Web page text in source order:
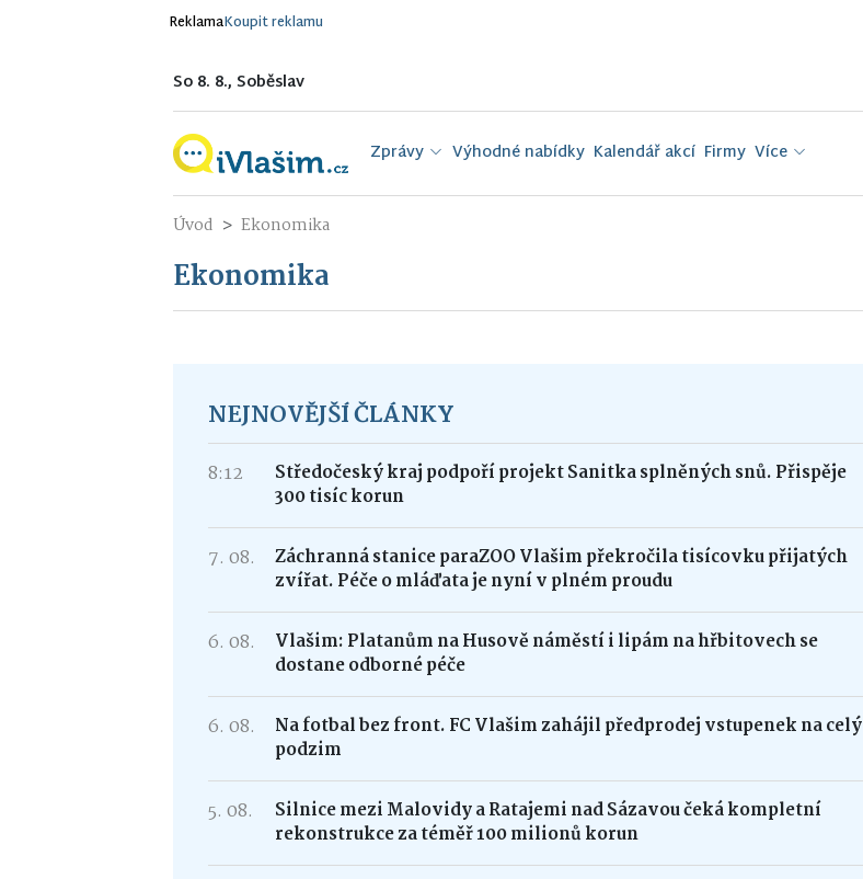
ReklamaKoupit reklamu
So 8. 8., Soběslav
Zprávy Výhodné nabídky Kalendář akcí Firmy Více
Úvod Ekonomika
Ekonomika
NEJNOVĚJŠÍ ČLÁNKY
8:12
Středočeský kraj podpoří projekt Sanitka splněných snů. Přispěje
300 tisíc korun
7. 08.
Záchranná stanice paraZOO Vlašim překročila tisícovku přijatých
zvířat. Péče o mláďata je nyní v plném proudu
6. 08.
Vlašim: Platanům na Husově náměstí i lipám na hřbitovech se
dostane odborné péče
6. 08.
Na fotbal bez front. FC Vlašim zahájil předprodej vstupenek na celý
podzim
5. 08.
Silnice mezi Malovidy a Ratajemi nad Sázavou čeká kompletní
rekonstrukce za téměř 100 milionů korun